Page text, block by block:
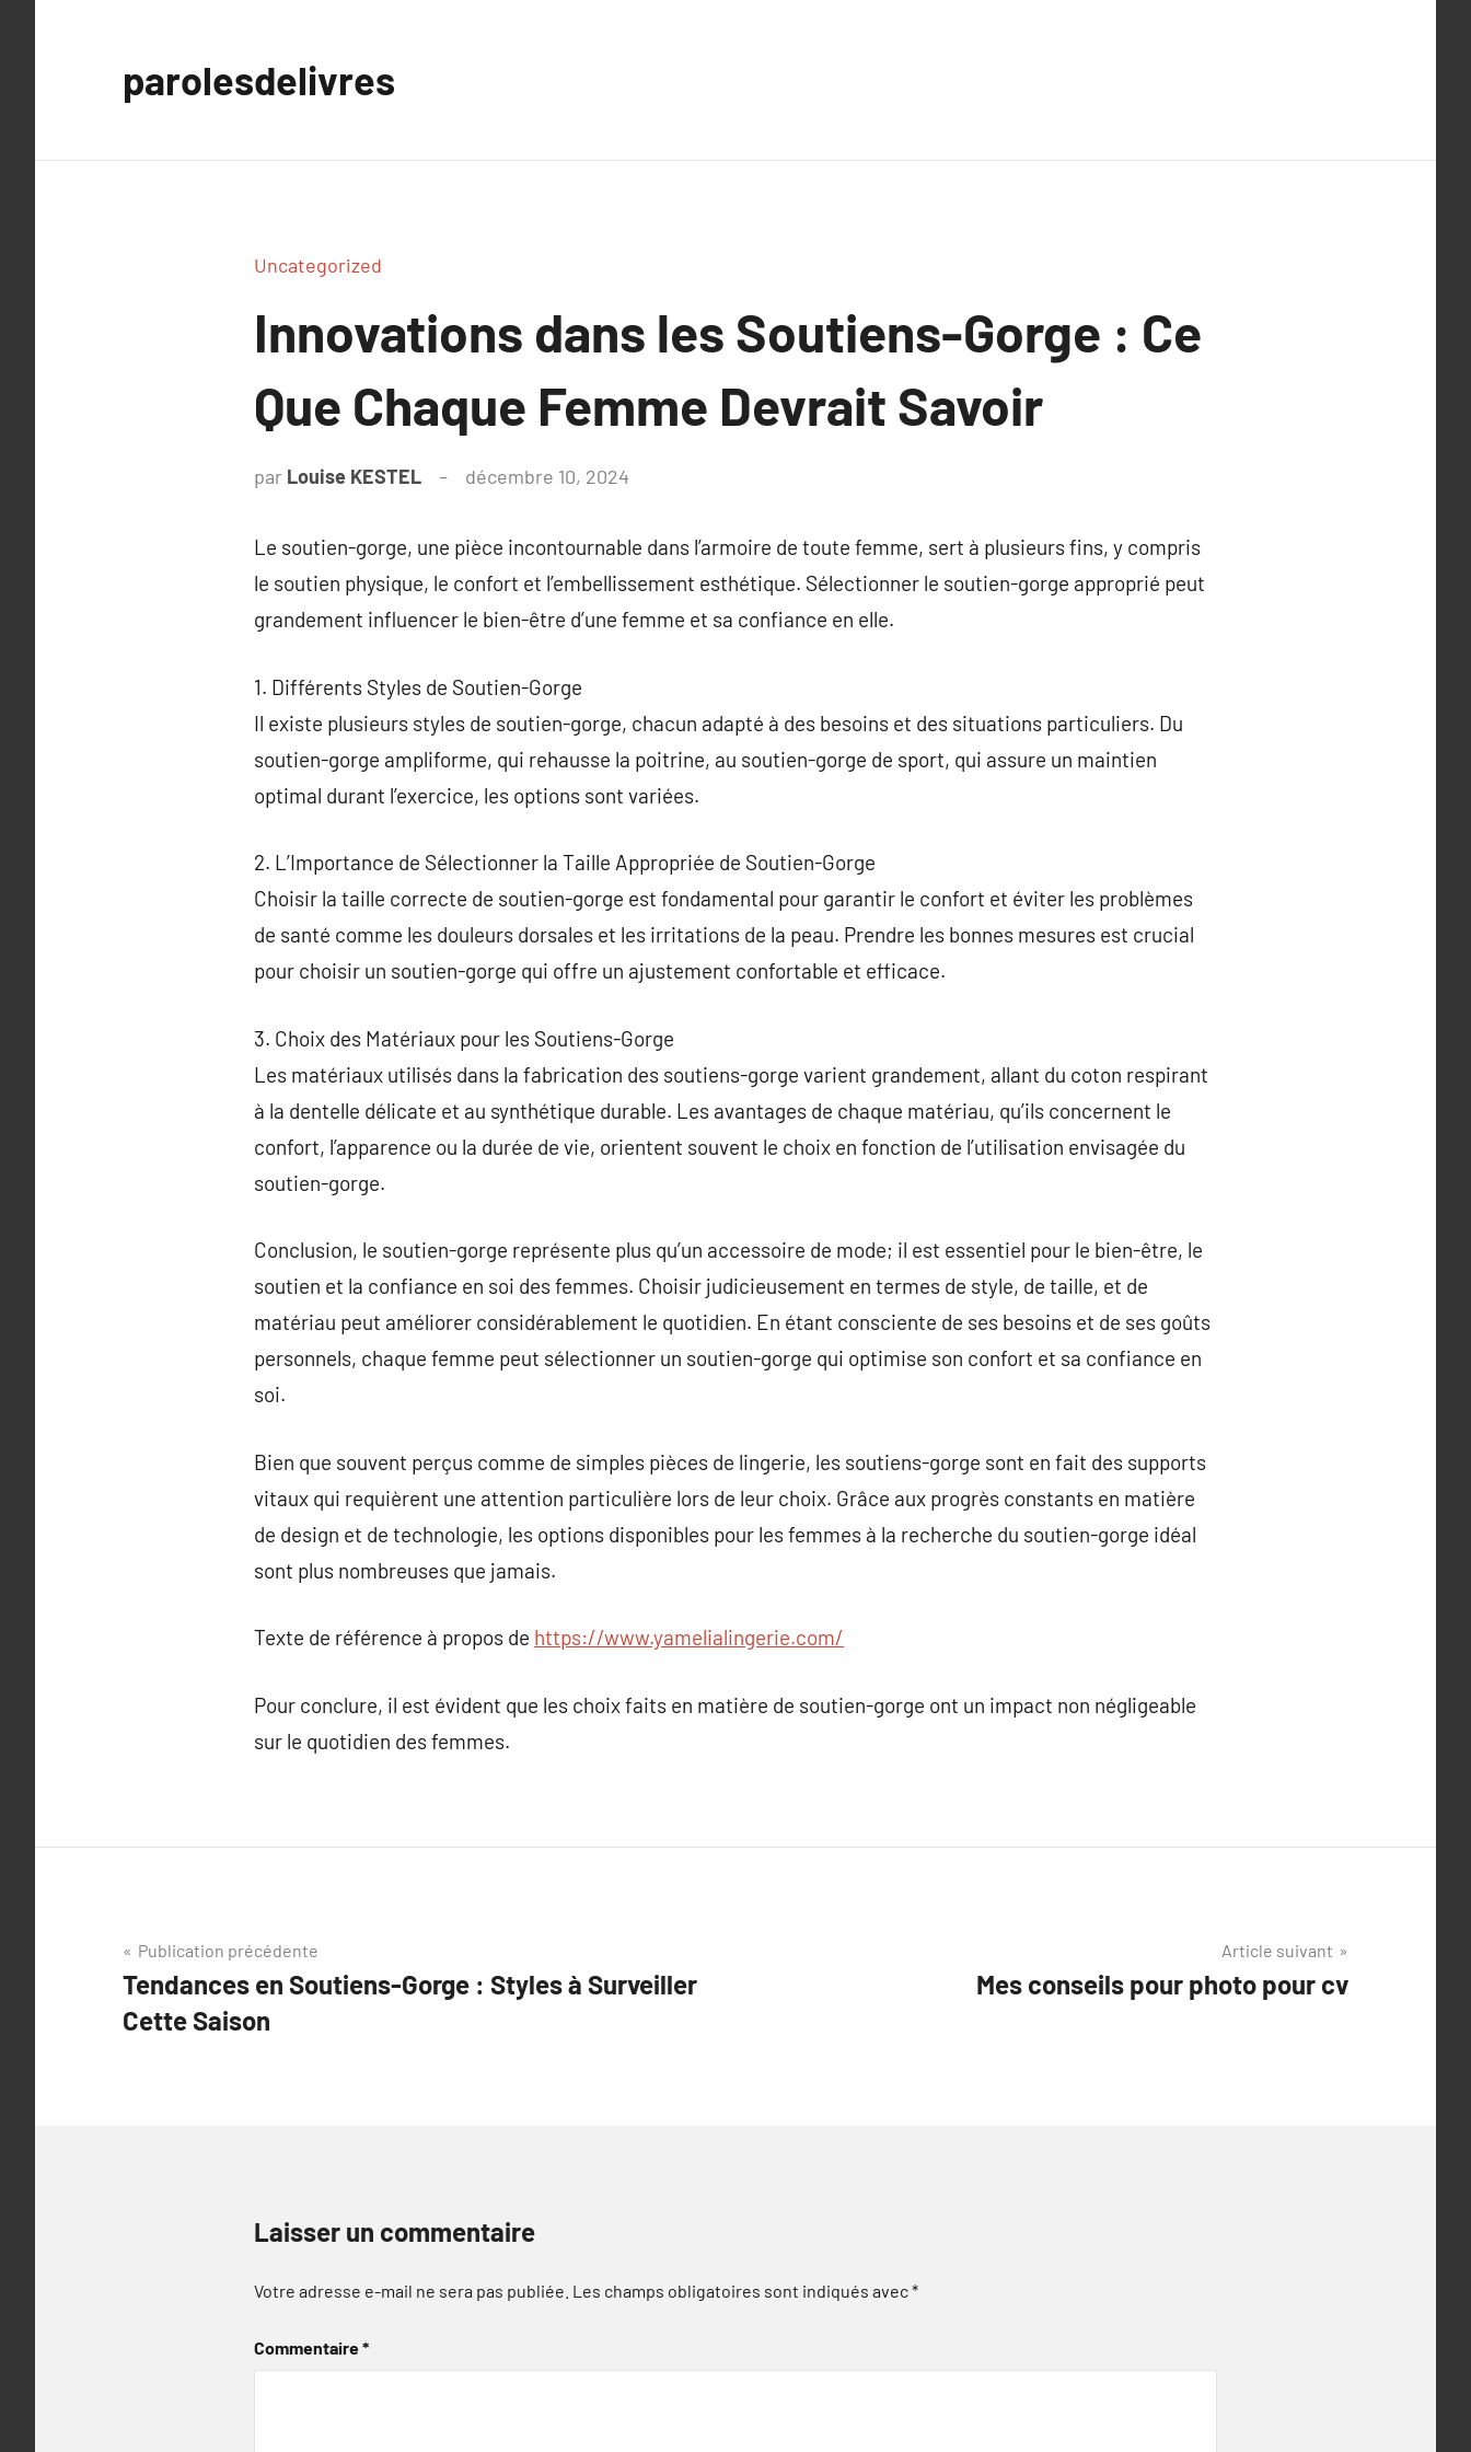
parolesdelivres
Uncategorized
Innovations dans les Soutiens-Gorge : Ce
Que Chaque Femme Devrait Savoir
par Louise KESTEL décembre 10, 2024
Le soutien-gorge, une pièce incontournable dans l’armoire de toute femme, sert à plusieurs fins, y compris
le soutien physique, le confort et l’embellissement esthétique. Sélectionner le soutien-gorge approprié peut
grandement influencer le bien-être d’une femme et sa confiance en elle.
1. Différents Styles de Soutien-Gorge
Il existe plusieurs styles de soutien-gorge, chacun adapté à des besoins et des situations particuliers. Du
soutien-gorge ampliforme, qui rehausse la poitrine, au soutien-gorge de sport, qui assure un maintien
optimal durant l’exercice, les options sont variées.
2. L’Importance de Sélectionner la Taille Appropriée de Soutien-Gorge
Choisir la taille correcte de soutien-gorge est fondamental pour garantir le confort et éviter les problèmes
de santé comme les douleurs dorsales et les irritations de la peau. Prendre les bonnes mesures est crucial
pour choisir un soutien-gorge qui offre un ajustement confortable et efficace.
3. Choix des Matériaux pour les Soutiens-Gorge
Les matériaux utilisés dans la fabrication des soutiens-gorge varient grandement, allant du coton respirant
à la dentelle délicate et au synthétique durable. Les avantages de chaque matériau, qu’ils concernent le
confort, l’apparence ou la durée de vie, orientent souvent le choix en fonction de l’utilisation envisagée du
soutien-gorge.
Conclusion, le soutien-gorge représente plus qu’un accessoire de mode; il est essentiel pour le bien-être, le
soutien et la confiance en soi des femmes. Choisir judicieusement en termes de style, de taille, et de
matériau peut améliorer considérablement le quotidien. En étant consciente de ses besoins et de ses goûts
personnels, chaque femme peut sélectionner un soutien-gorge qui optimise son confort et sa confiance en
soi.
Bien que souvent perçus comme de simples pièces de lingerie, les soutiens-gorge sont en fait des supports
vitaux qui requièrent une attention particulière lors de leur choix. Grâce aux progrès constants en matière
de design et de technologie, les options disponibles pour les femmes à la recherche du soutien-gorge idéal
sont plus nombreuses que jamais.
Texte de référence à propos de https://www.yamelialingerie.com/
Pour conclure, il est évident que les choix faits en matière de soutien-gorge ont un impact non négligeable
sur le quotidien des femmes.
Navigation
de
l’article
Publication précédente
Tendances en Soutiens-Gorge : Styles à Surveiller
Cette Saison
Article suivant
Mes conseils pour photo pour cv
Laisser un commentaire
Votre adresse e-mail ne sera pas publiée. Les champs obligatoires sont indiqués avec*
Commentaire*